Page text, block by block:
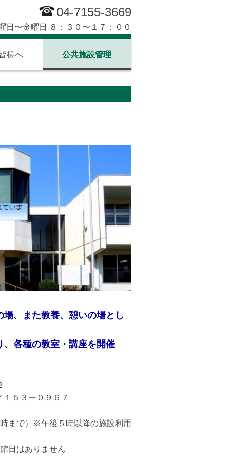
04-7155-3669
日〜金曜日 ８：３０〜１７：００
様へ 公共施設管理
、また教養、憩いの場とし
各種の教室・講座を開催
５３ー０９６７
まで）※午後５時以降の施設利用
はありません